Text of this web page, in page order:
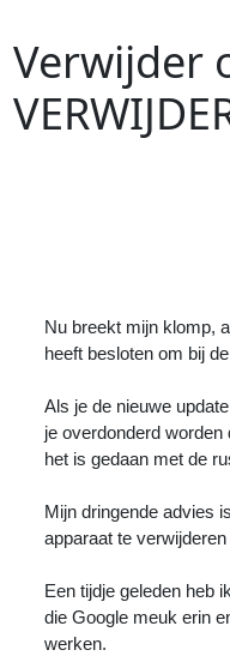
Verwijder
Nu breekt mijn klomp,
heeft besloten om bij
Als je de nieuwe
je overdonderd
het is gedaan met de
Mijn dringende advies
apparaat te
Een tijdje geleden heb
die Google meuk erin
werken.